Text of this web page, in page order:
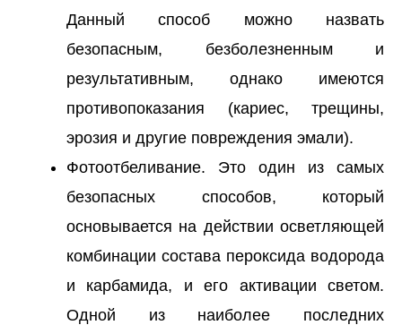
Данный способ можно назвать
безопасным, безболезненным и
результативным, однако имеются
противопоказания (кариес, трещины,
эрозия и другие повреждения эмали).
Фотоотбеливание. Это один из самых
безопасных способов, который
основывается на действии осветляющей
комбинации состава пероксида водорода
и карбамида, и его активации светом.
Одной из наиболее последних